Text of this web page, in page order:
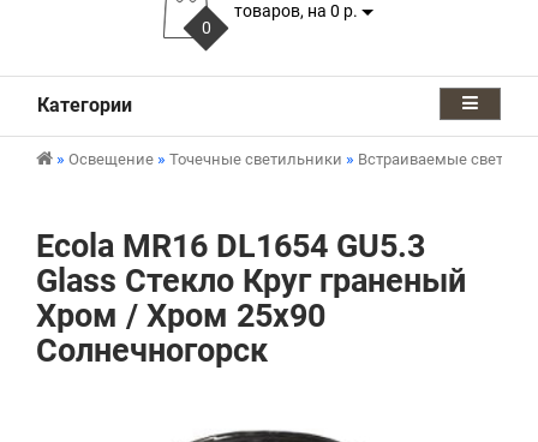
0
товаров, на 0 р.
Категории
Освещение Точечные светильники Встраиваемые
Ecola MR16 DL1654 GU5.3
Glass Стекло Круг граненый
Хром / Хром 25x90
Солнечногорск